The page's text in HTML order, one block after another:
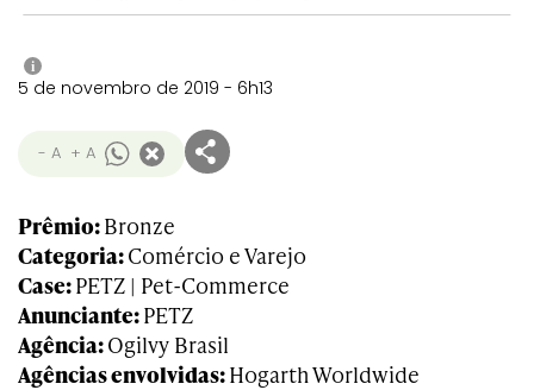
i
5 de novembro de 2019 - 6h13
- A + A
Prêmio:Bronze
Categoria:Comércio e Varejo
Case:PETZ | Pet-Commerce
Anunciante:PETZ
Agência:Ogilvy Brasil
Agências envolvidas:Hogarth Worldwide